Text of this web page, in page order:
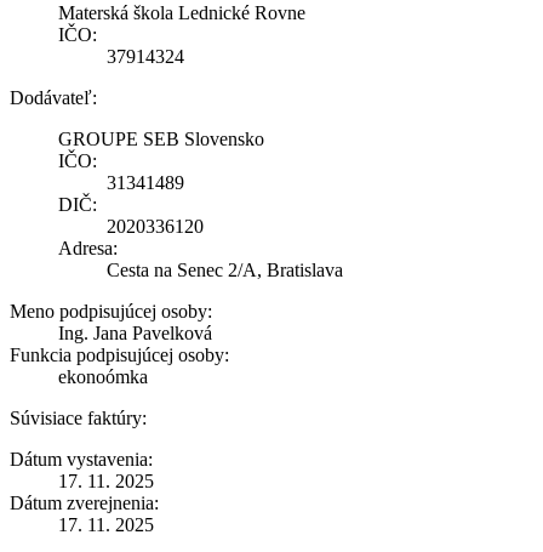
Materská škola Lednické Rovne
IČO:
37914324
Dodávateľ:
GROUPE SEB Slovensko
IČO:
31341489
DIČ:
2020336120
Adresa:
Cesta na Senec 2/A, Bratislava
Meno podpisujúcej osoby:
Ing. Jana Pavelková
Funkcia podpisujúcej osoby:
ekonoómka
Súvisiace faktúry:
Dátum vystavenia:
17. 11. 2025
Dátum zverejnenia:
17. 11. 2025